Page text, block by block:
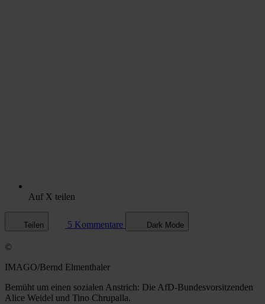
Auf X teilen
Teilen 5 Kommentare Dark Mode
©
IMAGO/Bernd Elmenthaler
Bemüht um einen sozialen Anstrich: Die AfD-Bundesvorsitzenden
Alice Weidel und Tino Chrupalla.